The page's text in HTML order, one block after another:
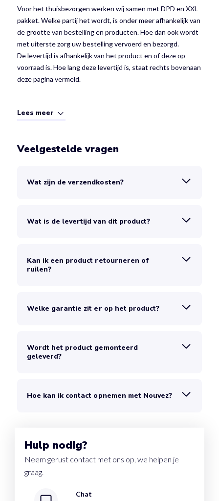
Voor het thuisbezorgen werken wij samen met DPD en XXL
pakket. Welke partij het wordt, is onder meer afhankelijk van
de grootte van bestelling en producten. Hoe dan ook wordt
met uiterste zorg uw bestelling vervoerd en bezorgd.
De levertijd is afhankelijk van het product en of deze op
voorraad is. Hoe lang deze levertijd is, staat rechts bovenaan
deze pagina vermeld.
Lees meer
Veelgestelde vragen
Wat zijn de verzendkosten?
Wat is de levertijd van dit product?
Kan ik een product retourneren of
ruilen?
Welke garantie zit er op het product?
Wordt het product gemonteerd
geleverd?
Hoe kan ik contact opnemen met Nouvez?
Hulp nodig?
Neem gerust contact met ons op, we helpen je
graag.
Chat